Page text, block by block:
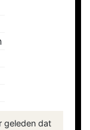
geleden dat